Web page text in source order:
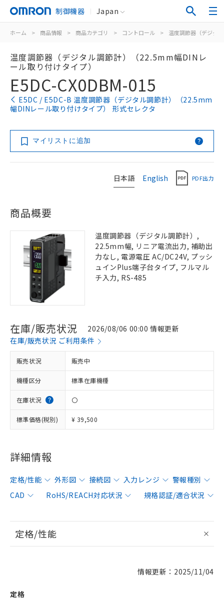
制御機器 Japan
ホーム > 商品情報 > 商品カテゴリ > コントロール > 温度調節器（デジタ
温度調節器（デジタル調節計）（22.5mm幅DINレ
ール取り付けタイプ）
E5DC-CX0DBM-015
E5DC / E5DC-B 温度調節器（デジタル調節計）（22.5mm
幅DINレール取り付けタイプ） 形式セレクタ
マイリストに追加
日本語 English PDF出力
商品概要
温度調節器（デジタル調節計）,
22.5mm幅, リニア電流出力, 補助出
力なし, 電源電圧 AC/DC24V, プッシ
ュインPlus端子台タイプ, フルマル
チ入力, RS-485
在庫/販売状況
2026/08/06 00:00 情報更新
在庫/販売状況 ご利用条件
販売状況 販売中
機種区分 標準在庫機種
在庫状況 〇
標準価格(税別) ¥ 39,500
詳細情報
定格/性能 外形図 接続図 入力レンジ
警報種別
CAD
RoHS/REACH対応状況 規格認証/適合状況
定格/性能
情報更新：2025/11/04
定格